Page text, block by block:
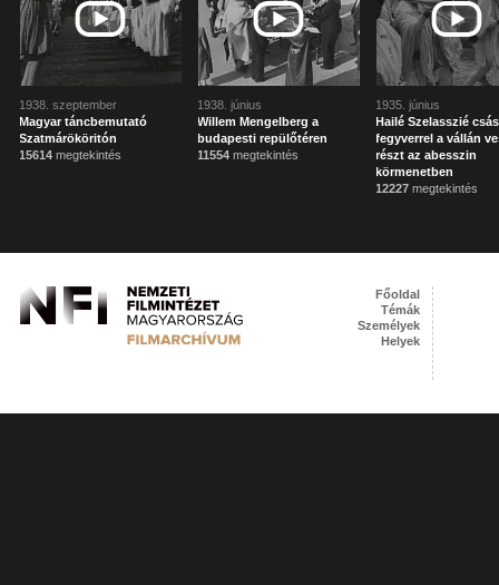
1938. szeptember
Magyar táncbemutató
Szatmárököritón
15614 megtekintés
1938. június
Willem Mengelberg a
budapesti repülőtéren
11554 megtekintés
1935. június
Hailé Szelasszié
fegyverrel a vállán
részt az abesszin
körmenetben
12227 megtekintés
Főoldal
Témák
Személyek
Helyek